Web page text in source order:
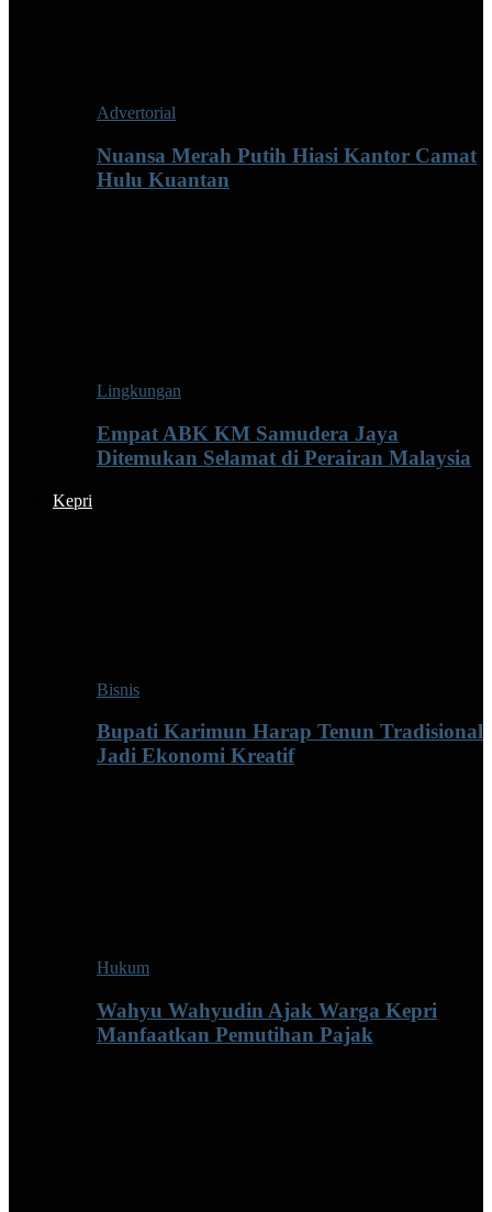
Advertorial
Nuansa Merah Putih Hiasi Kantor Camat
Hulu Kuantan
Lingkungan
Empat ABK KM Samudera Jaya
Ditemukan Selamat di Perairan Malaysia
Kepri
Bisnis
Bupati Karimun Harap Tenun Tradisional
Jadi Ekonomi Kreatif
Hukum
Wahyu Wahyudin Ajak Warga Kepri
Manfaatkan Pemutihan Pajak